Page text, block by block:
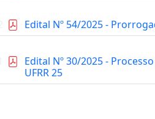
Edital Nº 54/2025 -
Edital Nº 30/2025 -
UFRR 25